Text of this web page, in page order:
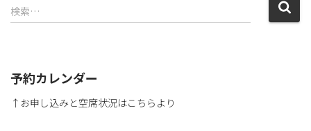
替
え
検索…
予約カレンダー
↑お申し込みと空席状況はこちらより